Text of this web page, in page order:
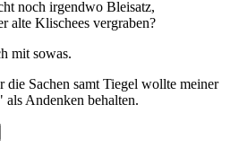
noch irgendwo Bleisatz,
alte Klischees vergraben?
mit sowas.
die Sachen samt Tiegel wollte meiner
Andenken behalten.